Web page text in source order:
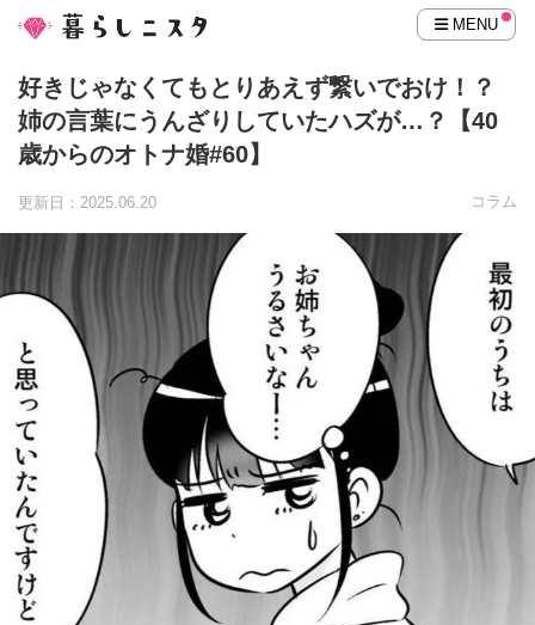
MENU
好きじゃなくてもとりあえず繋いでおけ！？
姉の言葉にうんざりしていたハズが…？【40
歳からのオトナ婚#60】
更新日：2025.06.20 コラム